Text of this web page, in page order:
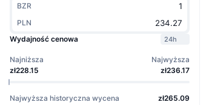
BZR
PLN
Wydajność cenowa
24h
Najniższa
zł228.15
Najwyższa
zł236.17
Najwyższa historyczna wycena zł265.09